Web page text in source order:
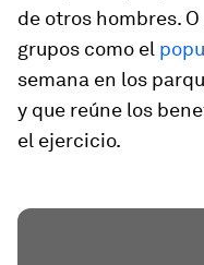
de otros hombres.
grupos como el
semana en los
y que reúne los
el ejercicio.